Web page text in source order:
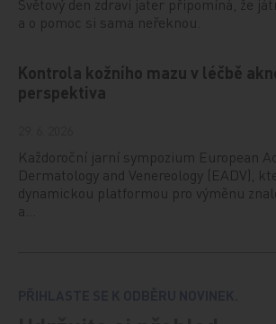
a o pomoc si sama neřeknou.
Kontrola kožního mazu v léčbě
perspektiva
Každoroční jarní sympozium European
Dermatology and Venereology (EADV),
dynamickou platformou pro výměnu
a…